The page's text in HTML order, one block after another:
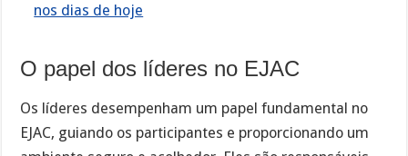
nos dias de hoje
O papel dos líderes no EJAC
Os líderes desempenham um papel fundamental no
EJAC, guiando os participantes e proporcionando um